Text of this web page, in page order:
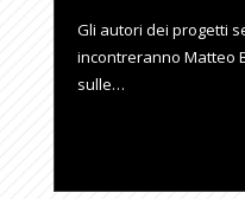
Gli autori dei progetti
incontreranno Matteo
sulle…